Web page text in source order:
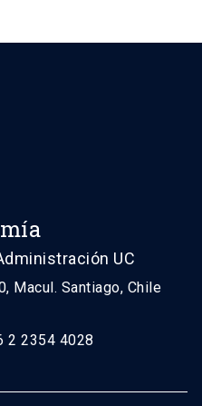
UC
Macul. Santiago, Chile
2 2354 4028